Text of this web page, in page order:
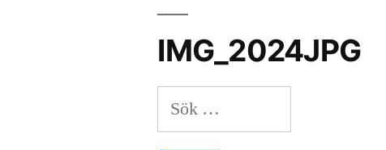
IMG_2024JPG
Sök
efter: